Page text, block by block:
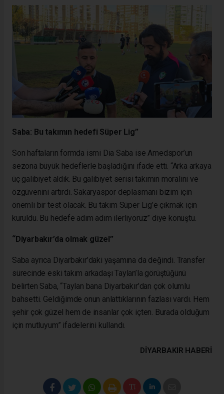
Saba: Bu takımın hedefi Süper Lig”
Son haftaların formda ismi Dia Saba ise Amedspor’un
sezona büyük hedeflerle başladığını ifade etti. “Arka arkaya
üç galibiyet aldık. Bu galibiyet serisi takımın moralini ve
özgüvenini artırdı. Sakaryaspor deplasmanı bizim için
önemli bir test olacak. Bu takım Süper Lig’e çıkmak için
kuruldu. Bu hedefe adım adım ilerliyoruz” diye konuştu.
“Diyarbakır’da olmak güzel”
Saba ayrıca Diyarbakır’daki yaşamına da değindi. Transfer
sürecinde eski takım arkadaşı Taylan’la görüştüğünü
belirten Saba, “Taylan bana Diyarbakır’dan çok olumlu
bahsetti. Geldiğimde onun anlattıklarının fazlası vardı. Hem
şehir çok güzel hem de insanlar çok içten. Burada olduğum
için mutluyum” ifadelerini kullandı.
DIYARBAKIR HABERİ